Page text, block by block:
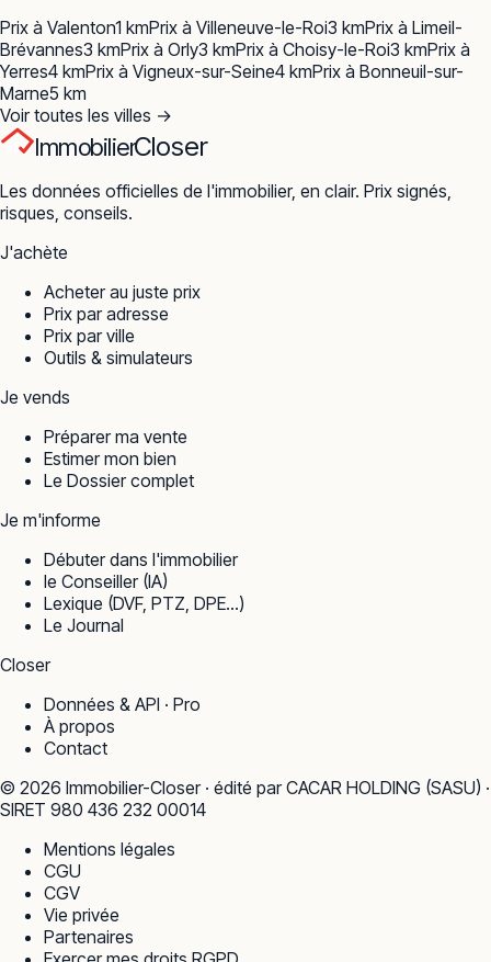
Prix à Valenton1 kmPrix à Villeneuve-le-Roi3 kmPrix à Limeil-
Brévannes3 kmPrix à Orly3 kmPrix à Choisy-le-Roi3 kmPrix à
Yerres4 kmPrix à Vigneux-sur-Seine4 kmPrix à Bonneuil-sur-
Marne5 km
Voir toutes les villes →
ImmobilierCloser
Les données officielles de l'immobilier, en clair. Prix signés,
risques, conseils.
J'achète
Acheter au juste prix
Prix par adresse
Prix par ville
Outils & simulateurs
Je vends
Préparer ma vente
Estimer mon bien
Le Dossier complet
Je m'informe
Débuter dans l'immobilier
le Conseiller (IA)
Lexique (DVF, PTZ, DPE…)
Le Journal
Closer
Données & API · Pro
À propos
Contact
© 2026 Immobilier-Closer · édité par CACAR HOLDING (SASU) ·
SIRET 980 436 232 00014
Mentions légales
CGU
CGV
Vie privée
Partenaires